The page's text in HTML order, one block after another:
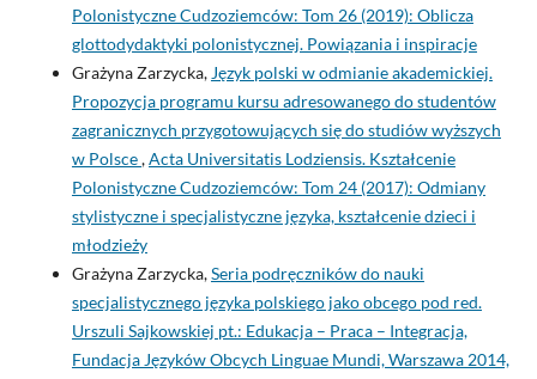
Polonistyczne Cudzoziemców: Tom 26 (2019): Oblicza
glottodydaktyki polonistycznej. Powiązania i inspiracje
Grażyna Zarzycka, Język polski w odmianie akademickiej.
Propozycja programu kursu adresowanego do studentów
zagranicznych przygotowujących się do studiów wyższych
w Polsce,Acta Universitatis Lodziensis. Kształcenie
Polonistyczne Cudzoziemców: Tom 24 (2017): Odmiany
stylistyczne i specjalistyczne języka, kształcenie dzieci i
młodzieży
Grażyna Zarzycka,Seria podręczników do nauki
specjalistycznego języka polskiego jako obcego pod red.
Urszuli Sajkowskiej pt.: Edukacja – Praca – Integracja,
Fundacja Języków Obcych Linguae Mundi, Warszawa 2014,